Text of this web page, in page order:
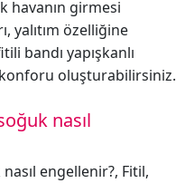
havanın girmesi
yalıtım özelliğine
bandı yapışkanlı
konforu oluşturabilirsiniz.
nasıl
engellenir?, Fitil,